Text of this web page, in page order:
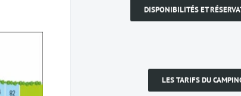
DISPONIBILITÉS ET
LES TARIFS DU